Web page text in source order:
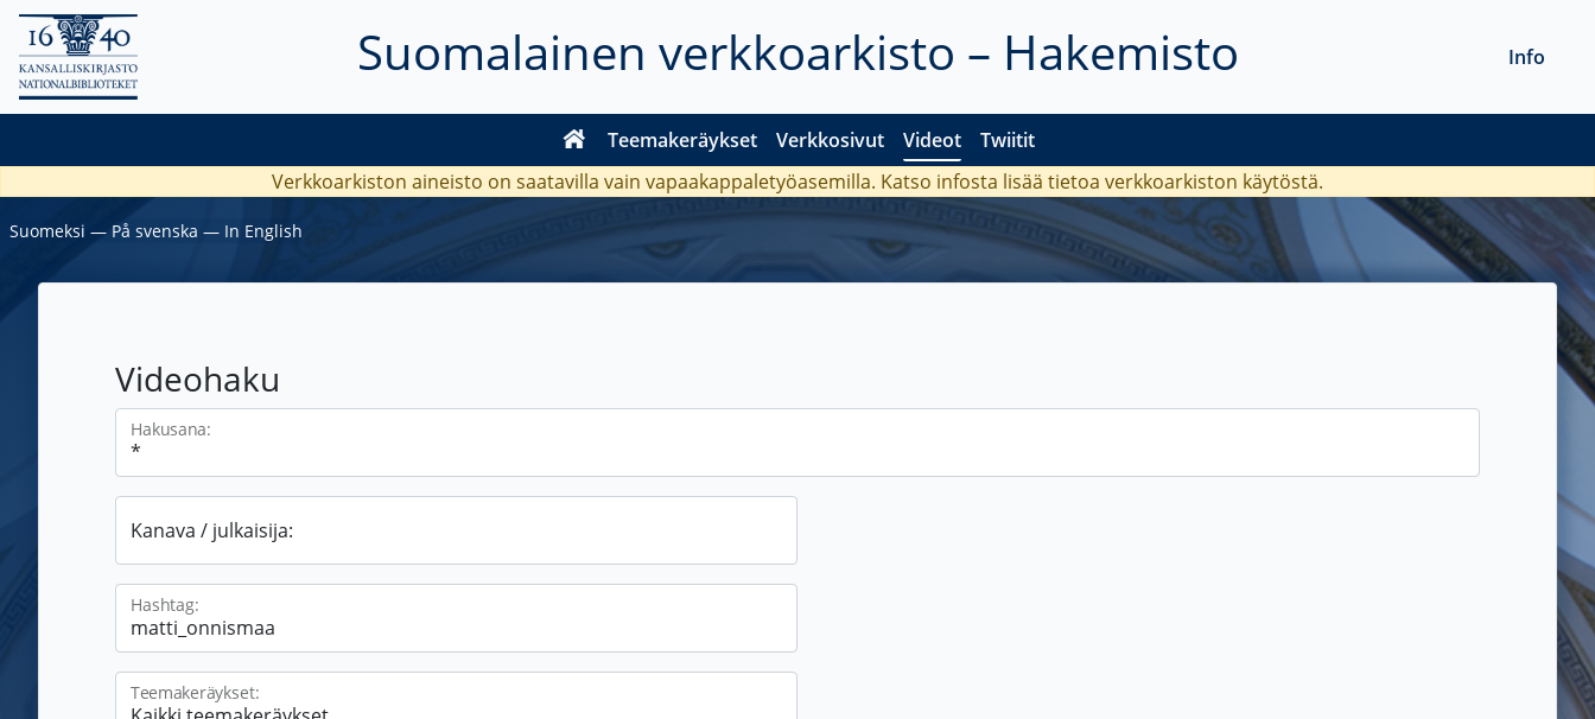
Suomalainen verkkoarkisto – Hakemisto
Teemakeräykset Verkkosivut Videot Twiitit
Info
Verkkoarkiston aineisto on saatavilla vain vapaakappaletyöasemilla. Katso infosta lisää tietoa verkkoarkiston käytöstä.
Suomeksi ― På svenska ― In English
Videohaku
Hakusana:
Kanava / julkaisija:
Hashtag:
Teemakeräykset: